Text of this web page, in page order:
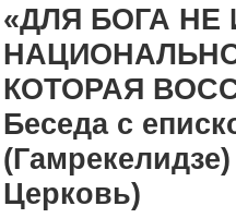
«ДЛЯ БОГА НЕ
КОТОРАЯ
Беседа с
Церковь)